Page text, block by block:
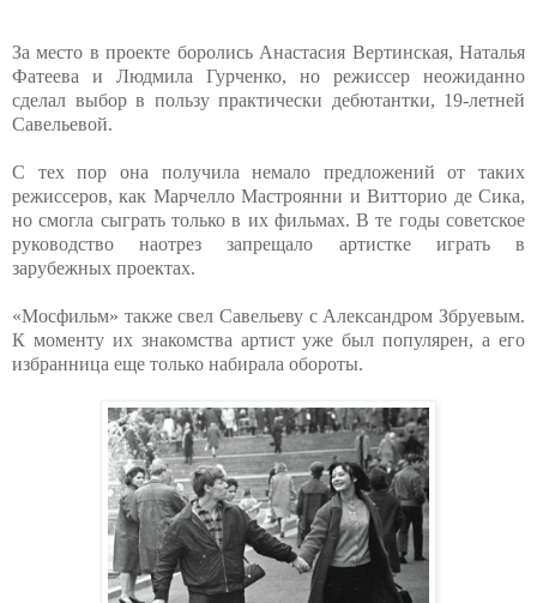
За место в проекте боролись Анастасия Вертинская, Наталья
Фатеева и Людмила Гурченко, но режиссер неожиданно
сделал выбор в пользу практически дебютантки, 19-летней
Савельевой.
С тех пор она получила немало предложений от таких
режиссеров, как Марчелло Мастроянни и Витторио де Сика,
но смогла сыграть только в их фильмах. В те годы советское
руководство наотрез запрещало артистке играть в
зарубежных проектах.
«Мосфильм» также свел Савельеву с Александром Збруевым.
К моменту их знакомства артист уже был популярен, а его
избранница еще только набирала обороты.